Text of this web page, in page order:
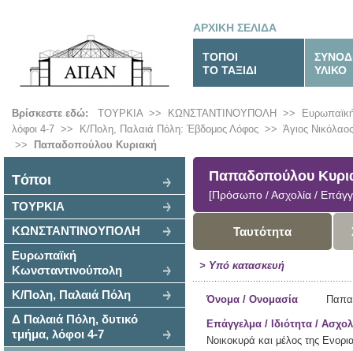
ΑΡΧΙΚΗ ΣΕΛΙΔΑ
ΤΟΠΟΙ
ΤΟ ΤΑΞΙΔΙ
ΥΛΙΚΟ
Βρίσκεστε εδώ: ΤΟΥΡΚΙΑ>> ΚΩΝΣΤΑΝΤΙΝΟΥΠΟΛΗ >>
λόφοι 4-7 >> Κ/Πολη, Παλαιά Πόλη: Έβδομος Λόφος >> Άγιος
>>
Παπαδοπούλου Κυριακή
Tόποι
ΤΟΥΡΚΙΑ
ΚΩΝΣΤΑΝΤΙΝΟΥΠΟΛΗ
Ευρωπαϊκή
Κωνσταντινούπολη
Κ/Πολη, Παλαιά Πόλη
Δ Παλαιά Πόλη, δυτικό
τμήμα, λόφοι 4-7
Παπαδοπούλου
[Πρόσωπο / Ασχολία /
Ταυτότητα
> Υπό κατασκευή
Όνομα / Ονομασία
Επάγγελμα / Ιδιότητα /
Νοικοκυρά και μέλος της